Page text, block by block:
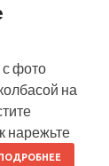
фото
на
нарежьте
ПОДРОБНЕЕ